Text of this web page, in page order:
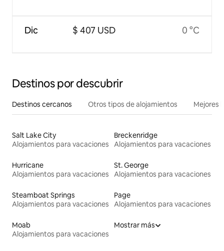
Dic $ 407 USD 0 °C
Destinos por descubrir
Destinos cercanos Otros tipos de alojamientos Mejores
Salt Lake City
Alojamientos para vacaciones
Breckenridge
Alojamientos para vacaciones
Hurricane
Alojamientos para vacaciones
St. George
Alojamientos para vacaciones
Steamboat Springs
Alojamientos para vacaciones
Page
Alojamientos para vacaciones
Moab
Alojamientos para vacaciones
Mostrar más